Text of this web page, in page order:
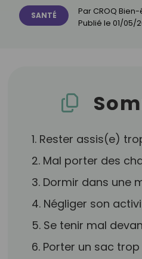
SANTÉ Par CROQ
Publié le 01/05/
1. Rester assis(e)
2. Mal porter des
3. Dormir dans une
4. Négliger son
5. Se tenir mal
6. Porter un sac